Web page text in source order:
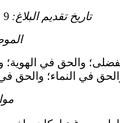
تاريخ تقديم البلاغ: 9 شباط/فبراير 2018 (تاريخ الرسالة الأولى)
والحق في
في النماء؛ والحق